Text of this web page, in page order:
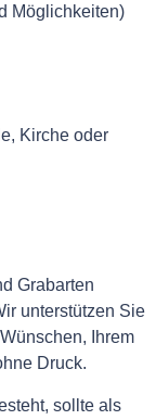
Möglichkeiten)
Kirche oder
Grabarten
unterstützen Sie
Ihrem
Druck.
sollte als